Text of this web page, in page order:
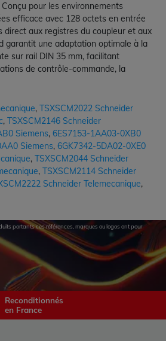
pour les environnements
efficace avec 128 octets en entrée
direct aux registres du coupleur et aux
garantit une adaptation optimale à la
sur rail DIN 35 mm, facilitant
de contrôle-commande, la
, TSXSCM2022 Schneider
, TSXSCM2146 Schneider
Siemens, 6ES7153-1AA03-0XB0
Siemens, 6GK7342-5DA02-0XE0
, TSXSCM2044 Schneider
, TSXSCM2114 Schneider
Schneider Telemecanique,
portants ces références, marques ou logos ont pour
Reconditionnés
en France